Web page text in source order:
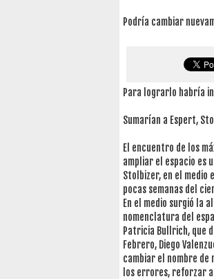
Podría cambiar
Para lograrlo habría
Sumarían a Espert,
El encuentro de los
ampliar el espacio es
Stolbizer, en el medio
pocas semanas del
En el medio surgió la
nomenclatura del
Patricia Bullrich, que
Febrero, Diego
cambiar el nombre de
los errores, reforzar